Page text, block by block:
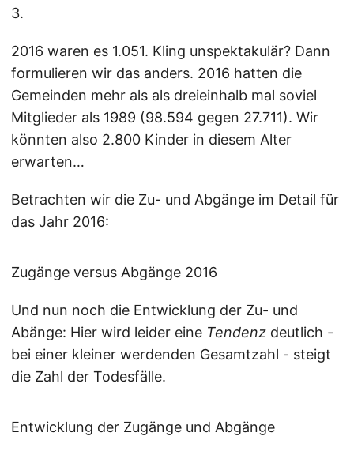
3.
2016 waren es 1.051. Kling unspektakulär? Dann
formulieren wir das anders. 2016 hatten die
Gemeinden mehr als als dreieinhalb mal soviel
Mitglieder als 1989 (98.594 gegen 27.711). Wir
könnten also 2.800 Kinder in diesem Alter
erwarten…
Betrachten wir die Zu- und Abgänge im Detail für
das Jahr 2016:
Zugänge versus Abgänge 2016
Und nun noch die Entwicklung der Zu- und
Abänge: Hier wird leider eine Tendenz deutlich -
bei einer kleiner werdenden Gesamtzahl - steigt
die Zahl der Todesfälle.
Entwicklung der Zugänge und Abgänge